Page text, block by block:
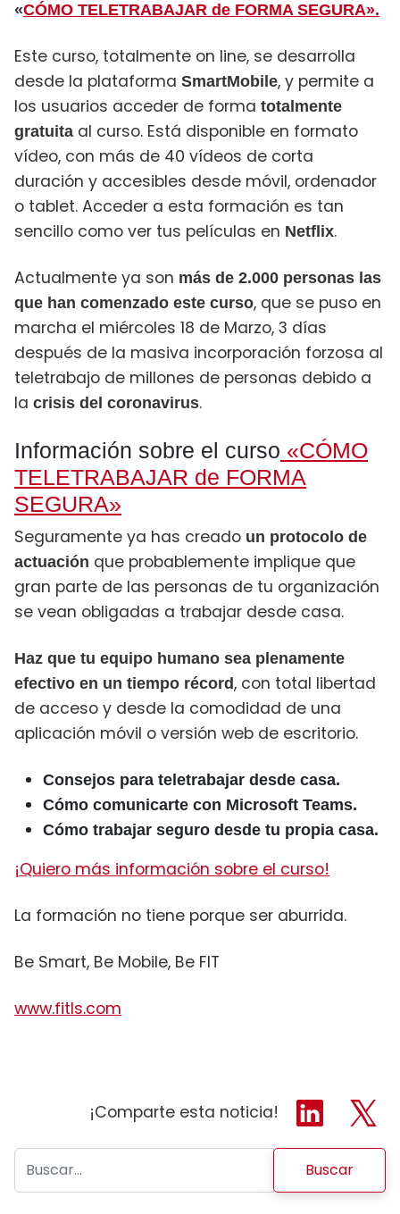
«CÓMO TELETRABAJAR de FORMA SEGURA».
Este curso, totalmente on line, se desarrolla
desde la plataforma SmartMobile, y permite a
los usuarios acceder de forma totalmente
gratuita al curso. Está disponible en formato
vídeo, con más de 40 vídeos de corta
duración y accesibles desde móvil, ordenador
o tablet. Acceder a esta formación es tan
sencillo como ver tus películas en Netflix.
Actualmente ya son más de 2.000 personas las
que han comenzado este curso, que se puso en
marcha el miércoles 18 de Marzo, 3 días
después de la masiva incorporación forzosa al
teletrabajo de millones de personas debido a
la crisis del coronavirus.
Información sobre el curso «CÓMO
TELETRABAJAR de FORMA
SEGURA»
Seguramente ya has creado un protocolo de
actuación que probablemente implique que
gran parte de las personas de tu organización
se vean obligadas a trabajar desde casa.
Haz que tu equipo humano sea plenamente
efectivo en un tiempo récord, con total libertad
de acceso y desde la comodidad de una
aplicación móvil o versión web de escritorio.
Consejos para teletrabajar desde casa.
Cómo comunicarte con Microsoft Teams.
Cómo trabajar seguro desde tu propia casa.
¡Quiero más información sobre el curso!
La formación no tiene porque ser aburrida.
Be Smart, Be Mobile, Be FIT
www.fitls.com
¡Comparte esta noticia!
Buscar: